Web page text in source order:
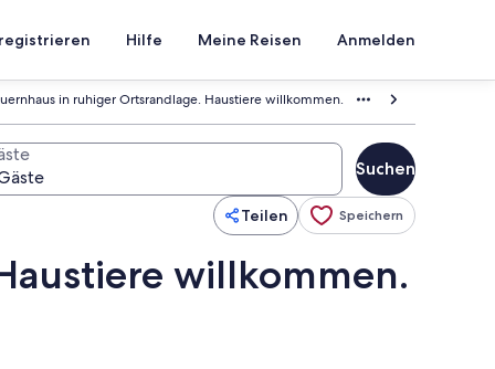
Hilfe Meine Reisen Anmelden
in ruhiger Ortsrandlage. Haustiere willkommen.
Suchen
Teilen Speichern
willkommen.